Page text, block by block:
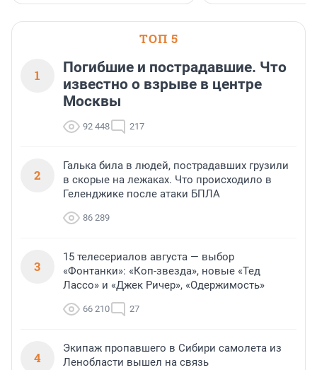
ТОП 5
1
Погибшие и пострадавшие. Что
известно о взрыве в центре
Москвы
92 448 217
2
Галька била в людей, пострадавших грузили
в скорые на лежаках. Что происходило в
Геленджике после атаки БПЛА
86 289
3
15 телесериалов августа — выбор
«Фонтанки»: «Коп-звезда», новые «Тед
Лассо» и «Джек Ричер», «Одержимость»
66 210 27
4
Экипаж пропавшего в Сибири самолета из
Ленобласти вышел на связь